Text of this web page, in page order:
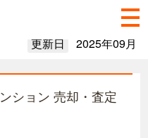
更新日 2025年09月
ション 売却・査定